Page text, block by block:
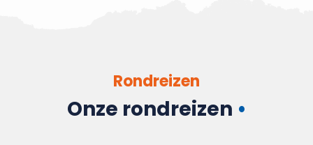
Rondreizen
Onze rondreizen •